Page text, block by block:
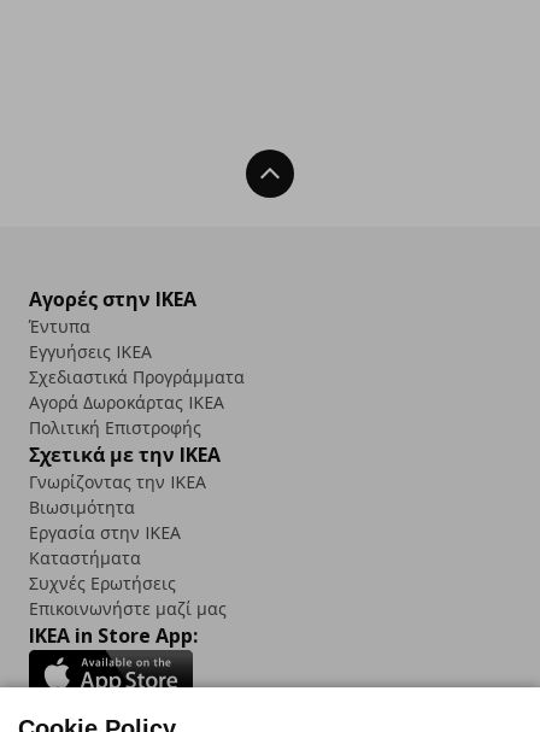
Back To Top
Αγορές στην IKEA
Έντυπα
Εγγυήσεις IKEA
Σχεδιαστικά Προγράμματα
Αγορά Δωρoκάρτας IKEA
Πολιτική Επιστροφής
Σχετικά με την IKEA
Γνωρίζοντας την IKEA
Βιωσιμότητα
Εργασία στην IKEA
Καταστήματα
Συχνές Ερωτήσεις
Επικοινωνήστε μαζί μας
IKEA in Store App: